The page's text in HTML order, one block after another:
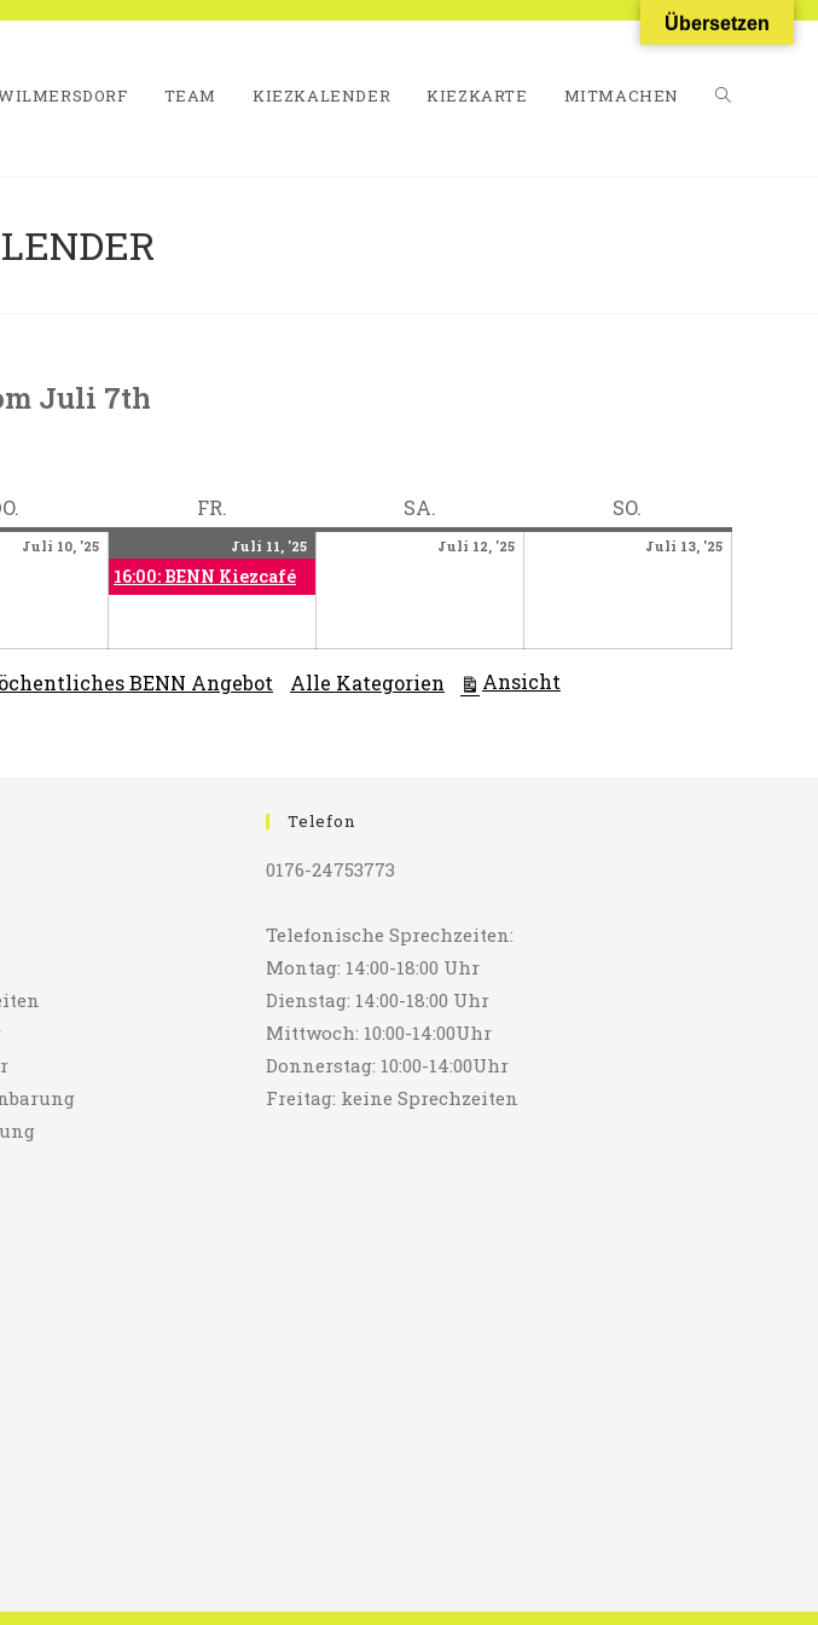
TEAM KIEZKALENDER KIEZKARTE MITMACHEN WEBSITE-
Juli 7th
FR. SA. SO.
Juli 10, '25Juli
10,
2025
Juli 11, '25Juli
2025
(1
16:00: BENN Kiezcafé
Juli 12, '25Juli
Juli 13, '25Juli
BENN Angebot Alle Kategorien Ansicht
Telefon
0176-24753773
Telefonische Sprechzeiten:
Montag: 14:00-18:00 Uhr
Dienstag: 14:00-18:00 Uhr
Mittwoch: 10:00-14:00Uhr
Donnerstag: 10:00-14:00Uhr
Freitag: keine Sprechzeiten
Übersetzen